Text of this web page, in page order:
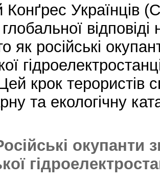
Конґрес Українців
як російські
крок терористів
та екологічну